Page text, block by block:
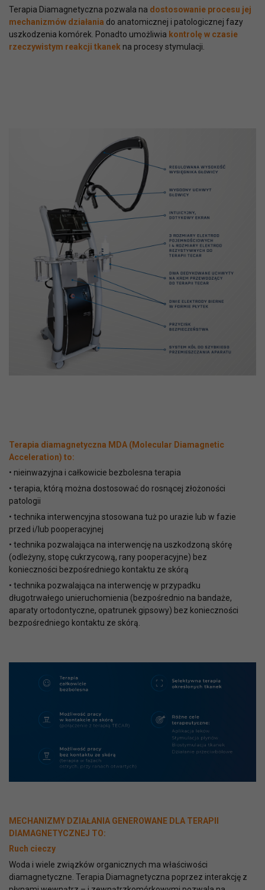
Terapia Diamagnetyczna pozwala na dostosowanie procesu jej
mechanizmów działania do anatomicznej i patologicznej fazy
uszkodzenia komórek. Ponadto umożliwia kontrolę w czasie
rzeczywistym reakcji tkanek na procesy stymulacji.
Terapia diamagnetyczna MDA (Molecular Diamagnetic
Acceleration) to:
• nieinwazyjna i całkowicie bezbolesna terapia
• terapia, którą można dostosować do rosnącej złożoności
patologii
• technika interwencyjna stosowana tuż po urazie lub w fazie
przed i/lub pooperacyjnej
• technika pozwalająca na interwencję na uszkodzoną skórę
(odleżyny, stopę cukrzycową, rany pooperacyjne) bez
konieczności bezpośredniego kontaktu ze skórą
• technika pozwalająca na interwencję w przypadku
długotrwałego unieruchomienia (bezpośrednio na bandaże,
aparaty ortodontyczne, opatrunek gipsowy) bez konieczności
bezpośredniego kontaktu ze skórą.
MECHANIZMY DZIAŁANIA GENEROWANE DLA TERAPII
DIAMAGNETYCZNEJ TO:
Ruch cieczy
Woda i wiele związków organicznych ma właściwości
diamagnetyczne. Terapia Diamagnetyczna poprzez interakcję z